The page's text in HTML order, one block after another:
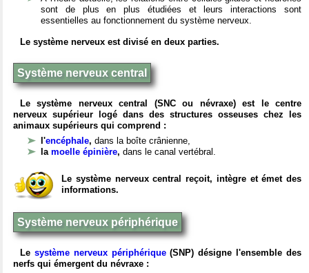
sont de plus en plus étudiées et leurs interactions sont
essentielles au fonctionnement du système nerveux.
Le système nerveux est divisé en deux parties.
Système nerveux central
Le système nerveux central (SNC ou névraxe) est le centre
nerveux supérieur logé dans des structures osseuses chez les
animaux supérieurs qui comprend :
l'encéphale, dans la boîte crânienne,
la moelle épinière, dans le canal vertébral.
Le système nerveux central reçoit, intègre et émet des
informations.
Système nerveux périphérique
Le système nerveux périphérique(SNP) désigne l'ensemble des
nerfs qui émergent du névraxe :